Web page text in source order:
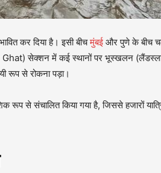
कर दिया है। इसी बीचमुंबई और पुणे के बीच
सेक्शन में कई स्थानों पर भूस्खलन
रूप से रोकना पड़ा।
से संचालित किया गया है, जिससे हजारों